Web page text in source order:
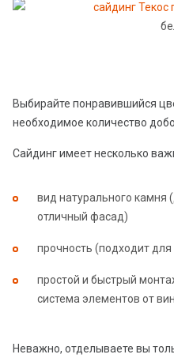
Выбирайте понравившийся
необходимое количество
Сайдинг имеет несколько
вид натурального камня
отличный фасад)
прочность (подходит для
простой и быстрый
система элементов от
Неважно, отделываете вы